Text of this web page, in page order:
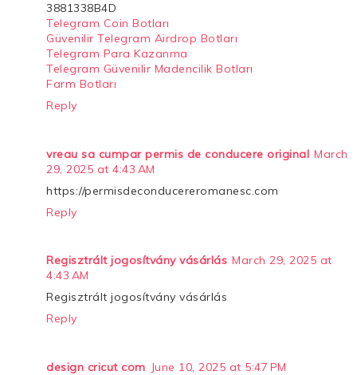
3881338B4D
Telegram Coin Botları
Güvenilir Telegram Airdrop Botları
Telegram Para Kazanma
Telegram Güvenilir Madencilik Botları
Farm Botları
Reply
vreau sa cumpar permis de conducere original March
29, 2025 at 4:43 AM
https://permisdeconducereromanesc.com
Reply
Regisztrált jogosítvány vásárlás March 29, 2025 at
4:43 AM
Regisztrált jogosítvány vásárlás
Reply
design cricut com June 10, 2025 at 5:47 PM